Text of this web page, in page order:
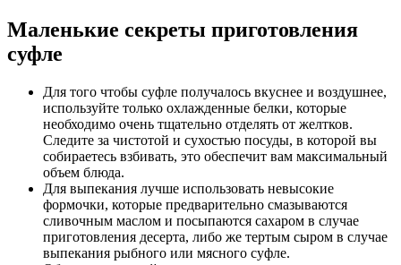
Маленькие секреты приготовления
суфле
Для того чтобы суфле получалось вкуснее и воздушнее,
используйте только охлажденные белки, которые
необходимо очень тщательно отделять от желтков.
Следите за чистотой и сухостью посуды, в которой вы
собираетесь взбивать, это обеспечит вам максимальный
объем блюда.
Для выпекания лучше использовать невысокие
формочки, которые предварительно смазываются
сливочным маслом и посыпаются сахаром в случае
приготовления десерта, либо же тертым сыром в случае
выпекания рыбного или мясного суфле.